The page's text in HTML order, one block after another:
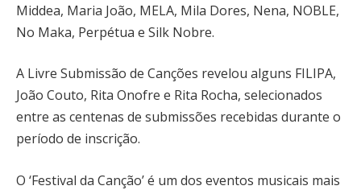
Middea, Maria João, MELA, Mila Dores, Nena, NOBLE,
No Maka, Perpétua e Silk Nobre.
A Livre Submissão de Canções revelou alguns FILIPA,
João Couto, Rita Onofre e Rita Rocha, selecionados
entre as centenas de submissões recebidas durante o
período de inscrição.
O ‘Festival da Canção’ é um dos eventos musicais mais